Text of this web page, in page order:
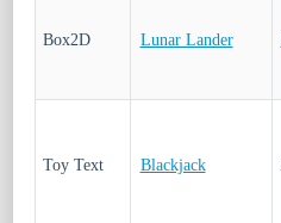
Box2D Lunar Lander
Toy Text Blackjack